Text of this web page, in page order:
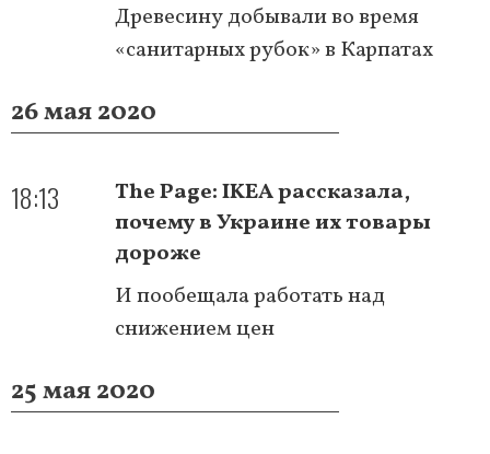
Древесину добывали во время
«санитарных рубок» в Карпатах
26 мая 2020
18:13
The Page: IKEA рассказала,
почему в Украине их товары
дороже
И пообещала работать над
снижением цен
25 мая 2020